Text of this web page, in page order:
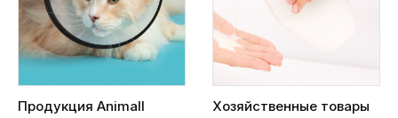
Продукция Animall Хозяйственные товары